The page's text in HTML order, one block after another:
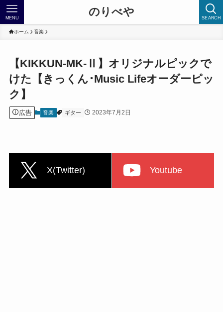
のりべや SEARCH
MENU
ホーム 音楽
【KIKKUN-MK-Ⅱ】オリジナルピックで
けた【きっくん･Music Lifeオーダーピッ
ク】
広告 音楽 ギター 2023年7月2日
X(Twitter) Youtube